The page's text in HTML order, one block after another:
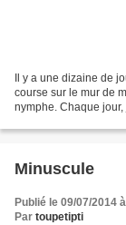
Il y a une dizaine de
course sur le mur de
nymphe. Chaque
Minuscule
Publié le 09/07/2014
Par toupetipti